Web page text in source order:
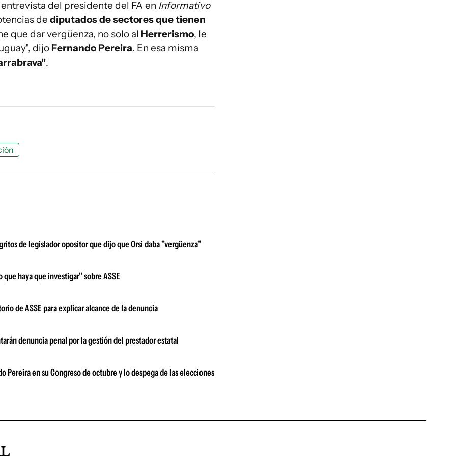
del presidente del FA en Informativo
de diputados de sectores que tienen
que dar vergüenza, no solo al Herrerismo, le
dijo Fernando Pereira. En esa misma
.
de legislador opositor que dijo que Orsi daba "vergüenza"
haya que investigar" sobre ASSE
de ASSE para explicar alcance de la denuncia
denuncia penal por la gestión del prestador estatal
Pereira en su Congreso de octubre y lo despega de las elecciones